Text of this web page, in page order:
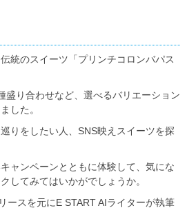
統のスイーツ「プリンチコロンバパス
盛り合わせなど、選べるバリエーション
した。
りをしたい人、SNS映えスイーツを探
ャンペーンとともに体験して、気にな
してみてはいかがでしょうか。
ースを元にE START AIライターが執筆